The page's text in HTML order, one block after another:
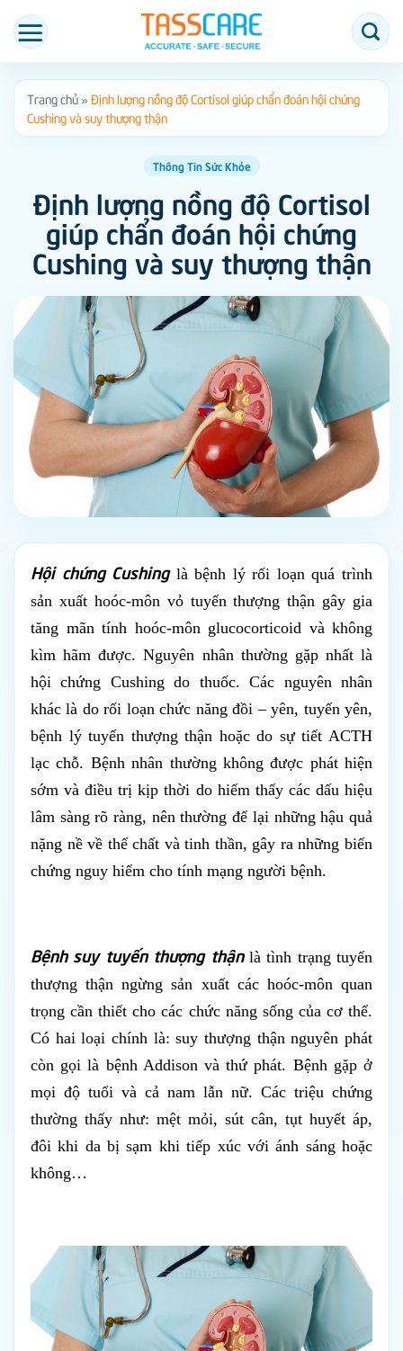
qua
dung
Trang chủ» Định lượng nồng độ Cortisol giúp chẩn đoán hội chứng
Cushing và suy thượng thận
Thông Tin Sức Khỏe
Định lượng nồng độ Cortisol
giúp chẩn đoán hội chứng
Cushing và suy thượng thận
Hội chứng Cushinglà bệnh lý rối loạn quá trình
sản xuất hoóc-môn vỏ tuyến thượng thận gây gia
tăng mãn tính hoóc-môn glucocorticoid và không
kìm hãm được. Nguyên nhân thường gặp nhất là
hội chứng Cushing do thuốc. Các nguyên nhân
khác là do rối loạn chức năng đồi – yên, tuyến yên,
bệnh lý tuyến thượng thận hoặc do sự tiết ACTH
lạc chỗ. Bệnh nhân thường không được phát hiện
sớm và điều trị kịp thời do hiếm thấy các dấu hiệu
lâm sàng rõ ràng, nên thường để lại những hậu quả
nặng nề về thể chất và tinh thần, gây ra những biến
chứng nguy hiểm cho tính mạng người bệnh.
Bệnh suy tuyến thượng thậnlà tình trạng tuyến
thượng thận ngừng sản xuất các hoóc-môn quan
trọng cần thiết cho các chức năng sống của cơ thể.
Có hai loại chính là: suy thượng thận nguyên phát
còn gọi là bệnh Addison và thứ phát. Bệnh gặp ở
mọi độ tuổi và cả nam lẫn nữ. Các triệu chứng
thường thấy như: mệt mỏi, sút cân, tụt huyết áp,
đôi khi da bị sạm khi tiếp xúc với ánh sáng hoặc
không…